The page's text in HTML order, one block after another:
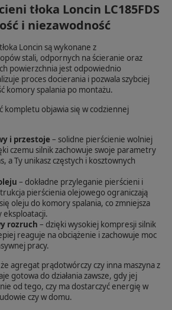
tłoka Loncin LC185FDS
i niezawodność
Loncin są wykonane z
stali, odpornych na ścieranie oraz
powierzchnia jest odpowiednio
proces docierania i pozwala szybciej
komory spalania po montażu.
kompletu objawia się w codziennej
i przestoje– solidne pierścienie wolniej
czemu silnik zachowuje swoje parametry
a Ty unikasz częstych i kosztownych
– dokładne przyleganie pierścieni i
pierścienia olejowego ograniczają
oleju do komory spalania, co zmniejsza
eksploatacji.
rozruch – dzięki wysokiej kompresji silnik
reaguje na obciążenie i zachowuje moc
pracy.
agregat prądotwórczy czy inna maszyna z
gotowa do działania zawsze, gdy jej
od tego, czy ma dostarczyć energię w
czy w domu.